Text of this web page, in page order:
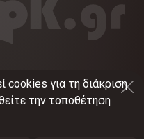
ΓΕΜΗ:
cookies για τη διάκριση
την τοποθέτηση